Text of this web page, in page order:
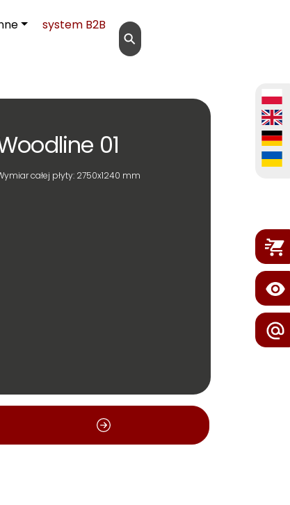
system B2B
⚲
01
całej płyty: 2750x1240 mm